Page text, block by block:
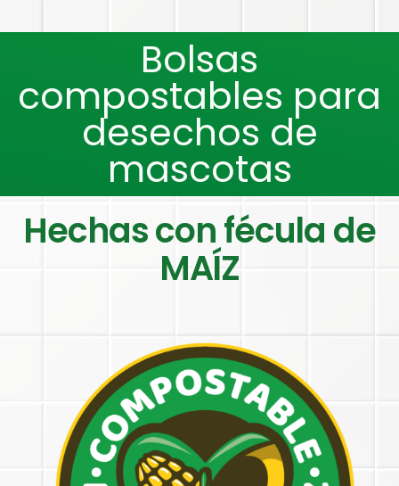
Bolsas
compostables para
desechos de
mascotas
Hechas con fécula de
MAÍZ